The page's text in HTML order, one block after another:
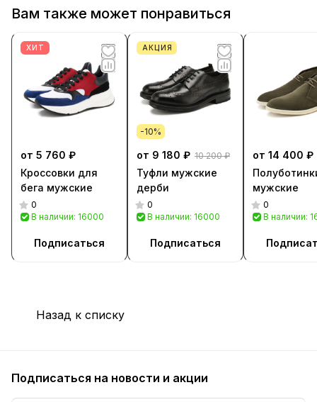
Вам также может понравиться
ХИТ
от 5 760 ₽
Кроссовки для
бега мужские
0
В наличии: 16000
Подписаться
АКЦИЯ
-10%
от 9 180 ₽ 10 200 ₽
Туфли мужские
дерби
0
В наличии: 16000
Подписаться
от 14 400 ₽
мужские
0
В наличии:
Назад к списку
Подписаться на новости и акции